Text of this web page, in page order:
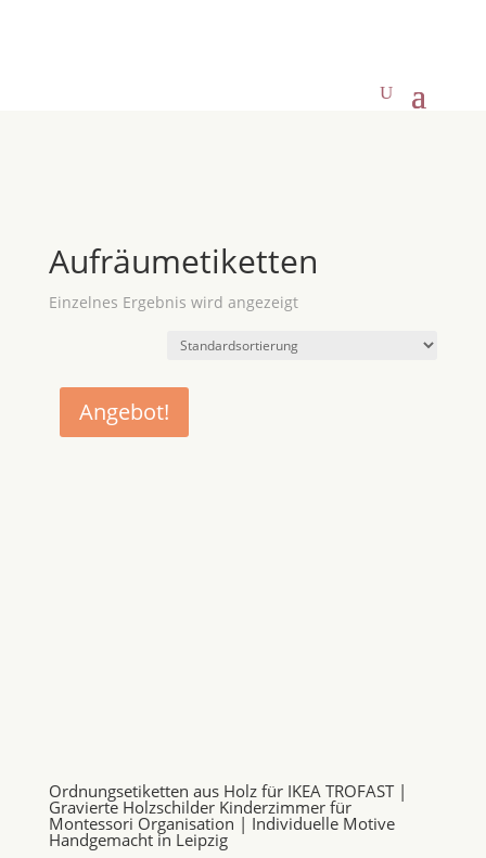
Aufräumetiketten
Einzelnes Ergebnis wird angezeigt
Angebot!
Ordnungsetiketten aus Holz für IKEA TROFAST |
Gravierte Holzschilder Kinderzimmer für
Montessori Organisation | Individuelle Motive
Handgemacht in Leipzig